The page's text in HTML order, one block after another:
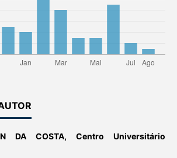
DA COSTA,Centro Universitário